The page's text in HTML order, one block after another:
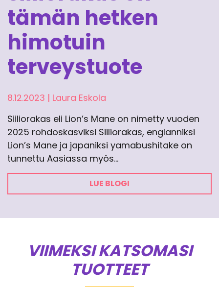
tämän hetken
himotuin
terveystuote
8.12.2023 | Laura Eskola
Siiliorakas eli Lion’s Mane on nimetty vuoden
2025 rohdoskasviksi Siiliorakas, englanniksi
Lion’s Mane ja japaniksi yamabushitake on
tunnettu Aasiassa myös…
LUE BLOGI
VIIMEKSI KATSOMASI
TUOTTEET